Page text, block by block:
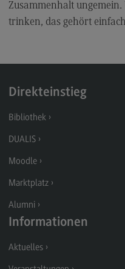
Berufsperspektiven
Modulangebot
Besonderheiten und
Berufsperspektiven
Kontakt
Finance
Finance
Zusammenhalt
trinken, das gehört
Direkteinstieg
Bibliothek
DUALIS
Moodle
Marktplatz
Alumni
Informationen
Aktuelles